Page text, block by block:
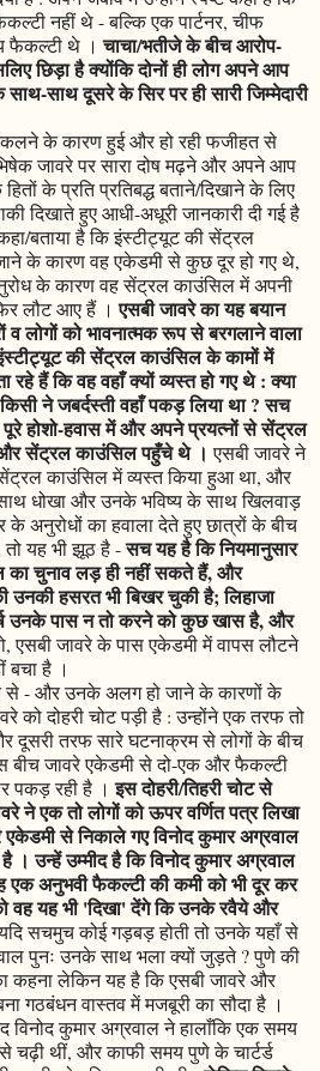
नहीं थे - बल्कि एक पार्टनर, चीफ
फैकल्टी थे ।चाचा/भतीजे के बीच आरोप-
छिड़ा है क्योंकि दोनों ही लोग अपने आप
साथ-साथ दूसरे के सिर पर ही सारी जिम्मेदारी
के कारण हुई और हो रही फजीहत से
जावरे पर सारा दोष मढ़ने और अपने आप
के प्रति प्रतिबद्ध बताने/दिखाने के लिए
दिखाते हुए आधी-अधूरी जानकारी दी गई है
बताया है कि इंस्टीट्यूट की सेंट्रल
के कारण वह एकेडमी से कुछ दूर हो गए थे,
के कारण वह सेंट्रल काउंसिल में अपनी
लौट आए हैं ।एसबी जावरे का यह बयान
व लोगों को भावनात्मक रूप से बरगलाने वाला
की सेंट्रल काउंसिल के कामों में
रहे हैं कि वह वहाँ क्यों व्यस्त हो गए थे : क्या
ने जबर्दस्ती वहाँ पकड़ लिया था ? सच
पूरे होशो-हवास में और अपने प्रयत्नों से सेंट्रल
सेंट्रल काउंसिल पहुँचे थे । एसबी जावरे ने
काउंसिल में व्यस्त किया हुआ था, और
धोखा और उनके भविष्य के साथ खिलवाड़
के अनुरोधों का हवाला देते हुए छात्रों के बीच
तो यह भी झूठ है -सच यह है कि नियमानुसार
का चुनाव लड़ ही नहीं सकते हैं, और
उनकी हसरत भी बिखर चुकी है; लिहाजा
उनके पास न तो करने को कुछ खास है, और
एसबी जावरे के पास एकेडमी में वापस लौटने
बचा है ।
से - और उनके अलग हो जाने के कारणों के
को दोहरी चोट पड़ी है : उन्होंने एक तरफ तो
दूसरी तरफ सारे घटनाक्रम से लोगों के बीच
बीच जावरे एकेडमी से दो-एक और फैकल्टी
पकड़ रही है ।इस दोहरी/तिहरी चोट से
ने एक तो लोगों को ऊपर वर्णित पत्र लिखा
से निकाले गए विनोद कुमार अग्रवाल
उन्हें उम्मीद है कि विनोद कुमार अग्रवाल
अनुभवी फैकल्टी की कमी को भी दूर कर
वह यह भी 'दिखा' देंगे कि उनके रवैये और
सचमुच कोई गड़बड़ होती तो उनके यहाँ से
पुनः उनके साथ भला क्यों जुड़ते ? पुणे की
कहना लेकिन यह है कि एसबी जावरे और
गठबंधन वास्तव में मजबूरी का सौदा है ।
कुमार अग्रवाल ने हालाँकि एक समय
चढ़ी थीं, और काफी समय पुणे के चार्टर्ड